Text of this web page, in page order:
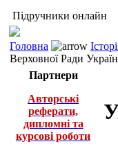
Підручники онлайн
Головна
Верховної Ради
Партнери
Авторські
реферати,
дипломні та
курсові роботи